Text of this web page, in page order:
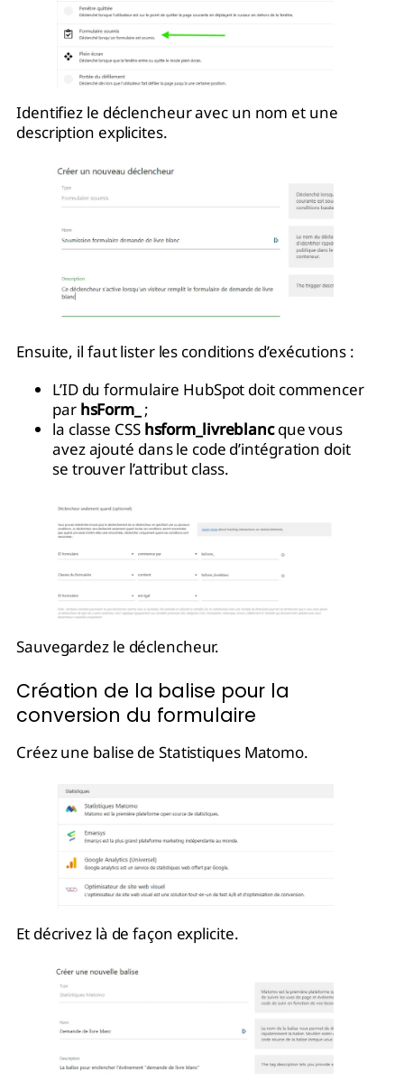
Identifiez le déclencheur avec un nom et une
description explicites.
Ensuite, il faut lister les conditions d’exécutions :
L’ID du formulaire HubSpot doit commencer
par hsForm_ ;
la classe CSS hsform_livreblancque vous
avez ajouté dans le code d’intégration doit
se trouver l’attribut class.
Sauvegardez le déclencheur.
Création de la balise pour la
conversion du formulaire
Créez une balise de Statistiques Matomo.
Et décrivez là de façon explicite.